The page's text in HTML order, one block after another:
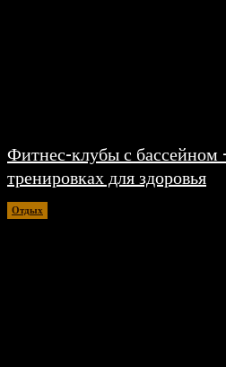
Фитнес-клубы с
тренировках для здоровья
Отдых